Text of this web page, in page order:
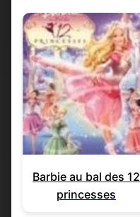
Barbie au bal des 12
princesses